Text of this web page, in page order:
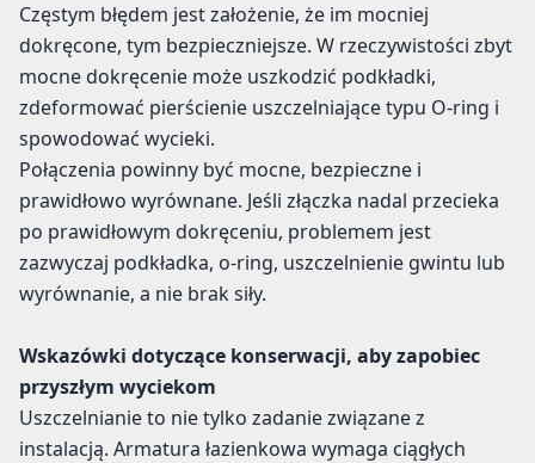
Częstym błędem jest założenie, że im mocniej
dokręcone, tym bezpieczniejsze. W rzeczywistości zbyt
mocne dokręcenie może uszkodzić podkładki,
zdeformować pierścienie uszczelniające typu O-ring i
spowodować wycieki.
Połączenia powinny być mocne, bezpieczne i
prawidłowo wyrównane. Jeśli złączka nadal przecieka
po prawidłowym dokręceniu, problemem jest
zazwyczaj podkładka, o-ring, uszczelnienie gwintu lub
wyrównanie, a nie brak siły.
Wskazówki dotyczące konserwacji, aby zapobiec
przyszłym wyciekom
Uszczelnianie to nie tylko zadanie związane z
instalacją. Armatura łazienkowa wymaga ciągłych